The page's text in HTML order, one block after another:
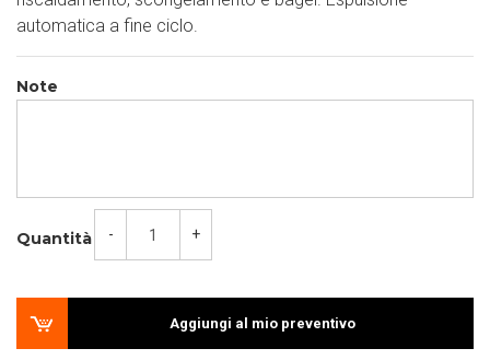
automatica a fine ciclo.
Note
Quantità - +
Aggiungi al mio preventivo